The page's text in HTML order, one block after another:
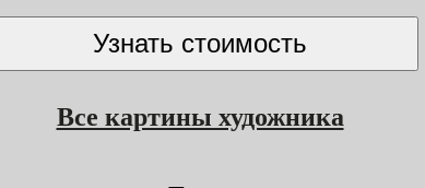
Все картины художника